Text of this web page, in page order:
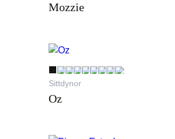
Mozzie
Sittdynor
Oz